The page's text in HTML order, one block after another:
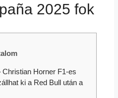
2025 fok
Horner F1-es
ki a Red Bull után a